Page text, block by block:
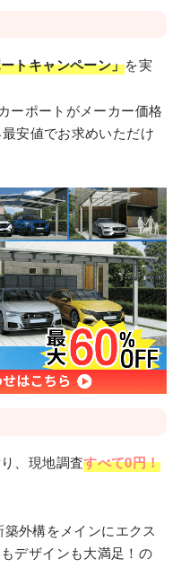
トキャンペーン」を実
ーポートがメーカー価格
安値でお求めいただけ
、現地調査すべて0円！
外構をメインにエクス
デザインも大満足！の